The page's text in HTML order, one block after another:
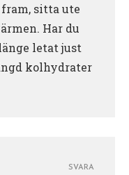
sitta ute
Har du
letat just
kolhydrater
SVARA